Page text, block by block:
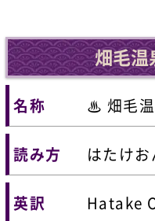
畑毛温
名称 ♨ 畑毛
読み方 はたけ
英訳 Hatake